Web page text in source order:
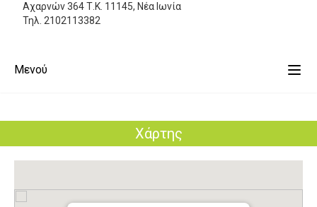
Αχαρνών 364Τ.Κ. 11145, Νέα Ιωνία
Τηλ. 2102113382
Μενού
Χάρτης